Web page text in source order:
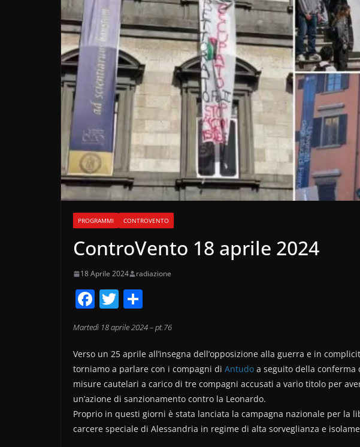
PROGRAMMI CONTROVENTO
ControVento 18 aprile 2024
18 Aprile 2024 radiazione
F
a
c
e
b
o
o
k
T
w
itt
er
o
n
di
vi
di
Martedì 18aprile2024 – pt.76
Verso un 25 aprile all’insegna dell’opposizione alla guerra e in
torniamo a parlare con i compagni di Antudo a seguito della
misure cautelari a carico di tre compagni accusati a vario titolo per
un’azione di sanzionamento contro la Leonardo.
Proprio in questi giorni è stata lanciata la campagna nazionale per la
carcere speciale di Alessandria in regime di alta sorveglianza e